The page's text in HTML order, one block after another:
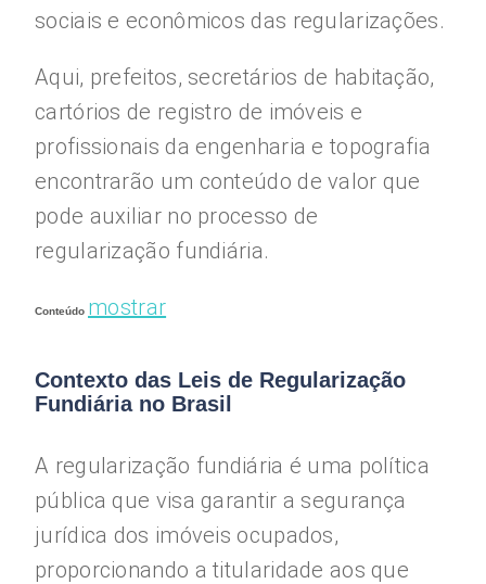
sociais e econômicos das regularizações.
Aqui, prefeitos, secretários de habitação,
cartórios de registro de imóveis e
profissionais da engenharia e topografia
encontrarão um conteúdo de valor que
pode auxiliar no processo de
regularização fundiária.
Conteúdo mostrar
Contexto das Leis de Regularização
Fundiária no Brasil
A regularização fundiária é uma política
pública que visa garantir a segurança
jurídica dos imóveis ocupados,
proporcionando a titularidade aos que